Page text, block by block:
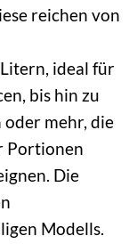
reichen von
ideal für
bis hin zu
mehr, die
Portionen
Die
Modells.